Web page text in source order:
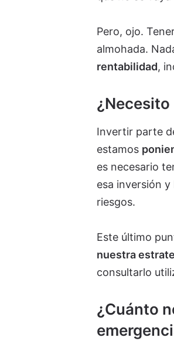
Pero, ojo.
almohada.
rentabilidad,
¿Necesito
Invertir parte
estamos
es necesario
esa inversión
riesgos.
Este último
nuestra
consultarlo
¿Cuánto